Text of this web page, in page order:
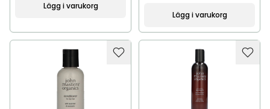
Lägg i varukorg
Lägg i varukorg